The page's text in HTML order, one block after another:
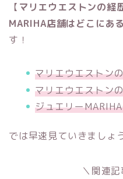
【 マリエウエストンの経
MARIHA店舗はどこにあ
す！
マリエウエストン
マリエウエストン
ジュエリー
では早速見ていきましょ
＼関連